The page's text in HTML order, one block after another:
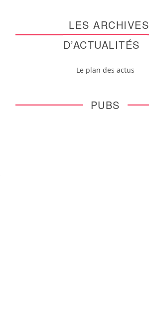
LES ARCHIVES
D’ACTUALITÉS
Le plan des actus
PUBS